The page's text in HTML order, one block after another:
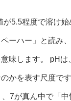
が5.5程度で溶け
ーハー」と読み
味します。 pH
かを表す尺度で
7が真ん中で「